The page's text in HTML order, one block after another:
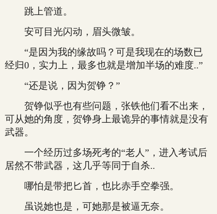
跳上管道。
安可目光闪动，眉头微皱。
“是因为我的缘故吗？可是我现在的场数已
经归0，实力上，最多也就是增加半场的难度..”
“还是说，因为贺铮？”
贺铮似乎也有些问题，张铁他们看不出来，
可从她的角度，贺铮身上最诡异的事情就是没有
武器。
一个经历过多场死考的“老人”，进入考试后
居然不带武器，这几乎等同于自杀..
哪怕是带把匕首，也比赤手空拳强。
虽说她也是，可她那是被逼无奈。